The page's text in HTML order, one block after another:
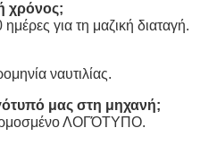
χρόνος;
για τη μαζική διαταγή.
ναυτιλίας.
μας στη μηχανή;
ΛΟΓΌΤΥΠΟ.